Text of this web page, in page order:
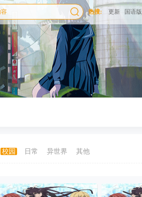
热搜: 更新 国语版
校园 日常 异世界 其他